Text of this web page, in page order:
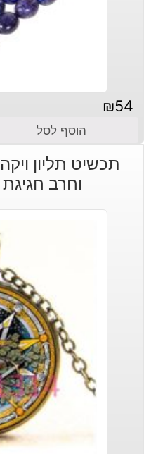
₪54
הוסף לסל
תכשיט תליון
וחרב